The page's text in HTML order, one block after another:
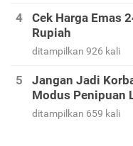
Cek Harga Emas
Rupiah
ditampilkan 926 kali
Jangan Jadi
Modus Penipuan
ditampilkan 659 kali